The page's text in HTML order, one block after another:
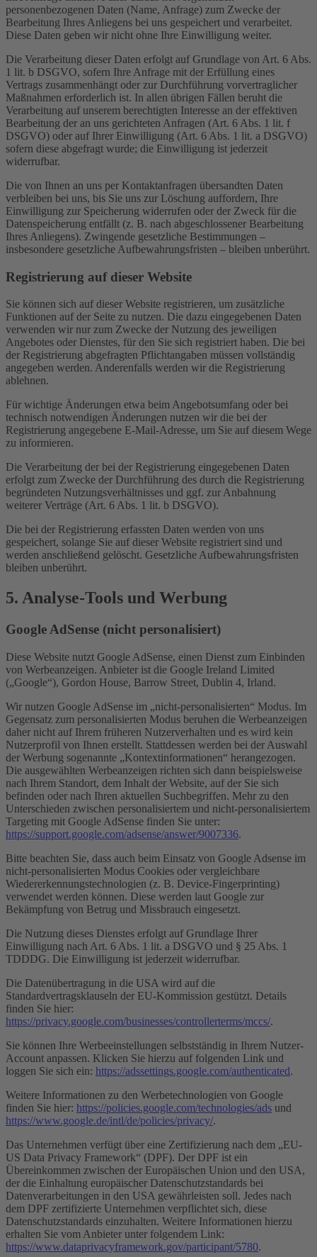
personenbezogenen Daten (Name, Anfrage) zum Zwecke der
Bearbeitung Ihres Anliegens bei uns gespeichert und verarbeitet.
Diese Daten geben wir nicht ohne Ihre Einwilligung weiter.
Die Verarbeitung dieser Daten erfolgt auf Grundlage von Art. 6 Abs.
1 lit. b DSGVO, sofern Ihre Anfrage mit der Erfüllung eines
Vertrags zusammenhängt oder zur Durchführung vorvertraglicher
Maßnahmen erforderlich ist. In allen übrigen Fällen beruht die
Verarbeitung auf unserem berechtigten Interesse an der effektiven
Bearbeitung der an uns gerichteten Anfragen (Art. 6 Abs. 1 lit. f
DSGVO) oder auf Ihrer Einwilligung (Art. 6 Abs. 1 lit. a DSGVO)
sofern diese abgefragt wurde; die Einwilligung ist jederzeit
widerrufbar.
Die von Ihnen an uns per Kontaktanfragen übersandten Daten
verbleiben bei uns, bis Sie uns zur Löschung auffordern, Ihre
Einwilligung zur Speicherung widerrufen oder der Zweck für die
Datenspeicherung entfällt (z. B. nach abgeschlossener Bearbeitung
Ihres Anliegens). Zwingende gesetzliche Bestimmungen –
insbesondere gesetzliche Aufbewahrungsfristen – bleiben unberührt.
Registrierung auf dieser Website
Sie können sich auf dieser Website registrieren, um zusätzliche
Funktionen auf der Seite zu nutzen. Die dazu eingegebenen Daten
verwenden wir nur zum Zwecke der Nutzung des jeweiligen
Angebotes oder Dienstes, für den Sie sich registriert haben. Die bei
der Registrierung abgefragten Pflichtangaben müssen vollständig
angegeben werden. Anderenfalls werden wir die Registrierung
ablehnen.
Für wichtige Änderungen etwa beim Angebotsumfang oder bei
technisch notwendigen Änderungen nutzen wir die bei der
Registrierung angegebene E-Mail-Adresse, um Sie auf diesem Wege
zu informieren.
Die Verarbeitung der bei der Registrierung eingegebenen Daten
erfolgt zum Zwecke der Durchführung des durch die Registrierung
begründeten Nutzungsverhältnisses und ggf. zur Anbahnung
weiterer Verträge (Art. 6 Abs. 1 lit. b DSGVO).
Die bei der Registrierung erfassten Daten werden von uns
gespeichert, solange Sie auf dieser Website registriert sind und
werden anschließend gelöscht. Gesetzliche Aufbewahrungsfristen
bleiben unberührt.
5. Analyse-Tools und Werbung
Google AdSense (nicht personalisiert)
Diese Website nutzt Google AdSense, einen Dienst zum Einbinden
von Werbeanzeigen. Anbieter ist die Google Ireland Limited
(„Google“), Gordon House, Barrow Street, Dublin 4, Irland.
Wir nutzen Google AdSense im „nicht-personalisierten“ Modus. Im
Gegensatz zum personalisierten Modus beruhen die Werbeanzeigen
daher nicht auf Ihrem früheren Nutzerverhalten und es wird kein
Nutzerprofil von Ihnen erstellt. Stattdessen werden bei der Auswahl
der Werbung sogenannte „Kontextinformationen“ herangezogen.
Die ausgewählten Werbeanzeigen richten sich dann beispielsweise
nach Ihrem Standort, dem Inhalt der Website, auf der Sie sich
befinden oder nach Ihren aktuellen Suchbegriffen. Mehr zu den
Unterschieden zwischen personalisiertem und nicht-personalisiertem
Targeting mit Google AdSense finden Sie unter:
https://support.google.com/adsense/answer/9007336.
Bitte beachten Sie, dass auch beim Einsatz von Google Adsense im
nicht-personalisierten Modus Cookies oder vergleichbare
Wiedererkennungstechnologien (z. B. Device-Fingerprinting)
verwendet werden können. Diese werden laut Google zur
Bekämpfung von Betrug und Missbrauch eingesetzt.
Die Nutzung dieses Dienstes erfolgt auf Grundlage Ihrer
Einwilligung nach Art. 6 Abs. 1 lit. a DSGVO und § 25 Abs. 1
TDDDG. Die Einwilligung ist jederzeit widerrufbar.
Die Datenübertragung in die USA wird auf die
Standardvertragsklauseln der EU-Kommission gestützt. Details
finden Sie hier:
https://privacy.google.com/businesses/controllerterms/mccs/.
Sie können Ihre Werbeeinstellungen selbstständig in Ihrem Nutzer-
Account anpassen. Klicken Sie hierzu auf folgenden Link und
loggen Sie sich ein: https://adssettings.google.com/authenticated.
Weitere Informationen zu den Werbetechnologien von Google
finden Sie hier: https://policies.google.com/technologies/ads und
https://www.google.de/intl/de/policies/privacy/.
Das Unternehmen verfügt über eine Zertifizierung nach dem „EU-
US Data Privacy Framework“ (DPF). Der DPF ist ein
Übereinkommen zwischen der Europäischen Union und den USA,
der die Einhaltung europäischer Datenschutzstandards bei
Datenverarbeitungen in den USA gewährleisten soll. Jedes nach
dem DPF zertifizierte Unternehmen verpflichtet sich, diese
Datenschutzstandards einzuhalten. Weitere Informationen hierzu
erhalten Sie vom Anbieter unter folgendem Link:
https://www.dataprivacyframework.gov/participant/5780.